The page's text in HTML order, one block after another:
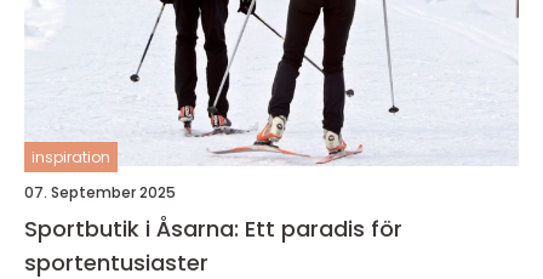
inspiration
07. September 2025
Sportbutik i Åsarna: Ett paradis för
sportentusiaster